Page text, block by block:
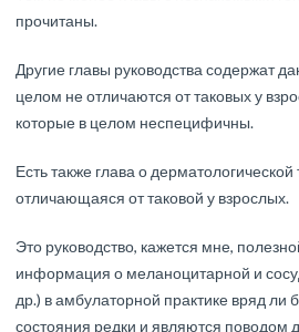
прочитаны.
Другие главы руководства содержат
целом не отличаются от таковых у
которые в целом неспецифичны.
Есть также глава о
отличающаяся от таковой у взрослых.
Это руководство, кажется мне,
информация о меланоцитарной и
др.) в амбулаторной практике вряд ли
состояния редки и являются поводом